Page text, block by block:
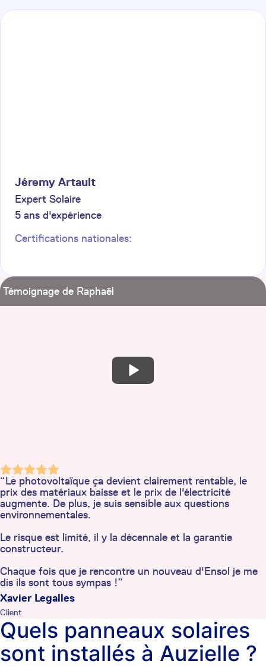
Jéremy Artault
Expert Solaire
5 ans d'expérience
Certifications nationales:
Témoignage de Raphaël
“Le photovoltaïque ça devient clairement rentable, le
prix des matériaux baisse et le prix de l'électricité
augmente. De plus, je suis sensible aux questions
environnementales.
Le risque est limité, il y la décennale et la garantie
constructeur.
Chaque fois que je rencontre un nouveau d'Ensol je me
dis ils sont tous sympas !”
Xavier Legalles
Client
Quels panneaux solaires
sont installés à Auzielle ?